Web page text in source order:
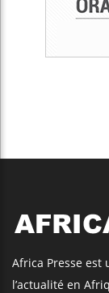
Africa Presse
l’actualité en